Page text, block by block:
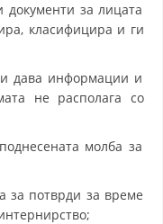
за лицата
класифицира и ги
дава информации и
не располага со
молба за
за потврди за време